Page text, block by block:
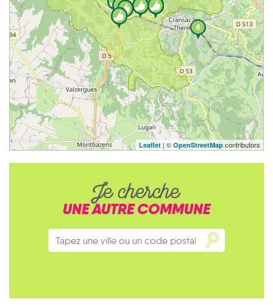
6
Leaflet | © OpenStreetMap contributors
Je cherche
UNE AUTRE COMMUNE